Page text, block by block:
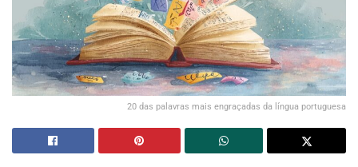
20 das palavras mais engraçadas da língua portuguesa